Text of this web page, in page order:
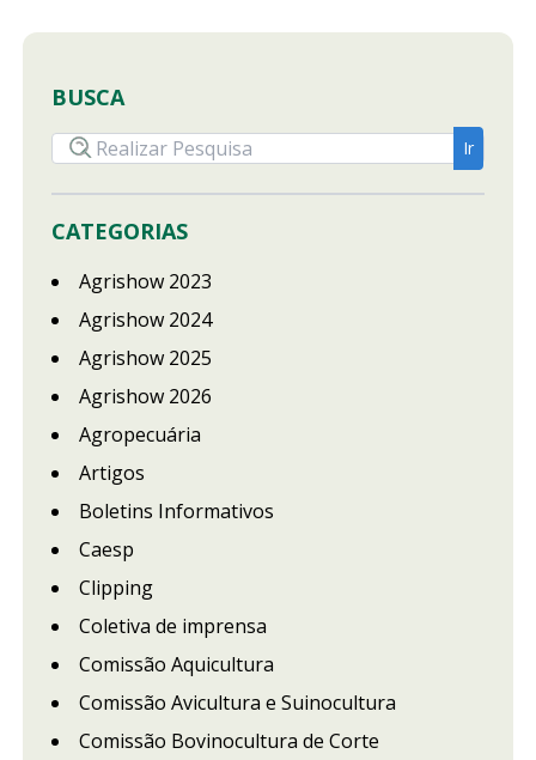
BUSCA
CATEGORIAS
Agrishow 2023
Agrishow 2024
Agrishow 2025
Agrishow 2026
Agropecuária
Artigos
Boletins Informativos
Caesp
Clipping
Coletiva de imprensa
Comissão Aquicultura
Comissão Avicultura e Suinocultura
Comissão Bovinocultura de Corte